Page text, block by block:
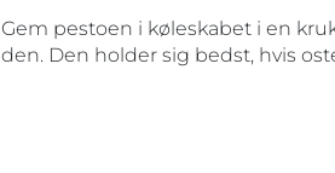
Gem pestoen i køleskabet i en
den. Den holder sig bedst, hvis